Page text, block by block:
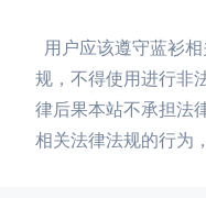
用户应该遵守蓝衫
规，不得使用进行非
律后果本站不承担法
相关法律法规的行为